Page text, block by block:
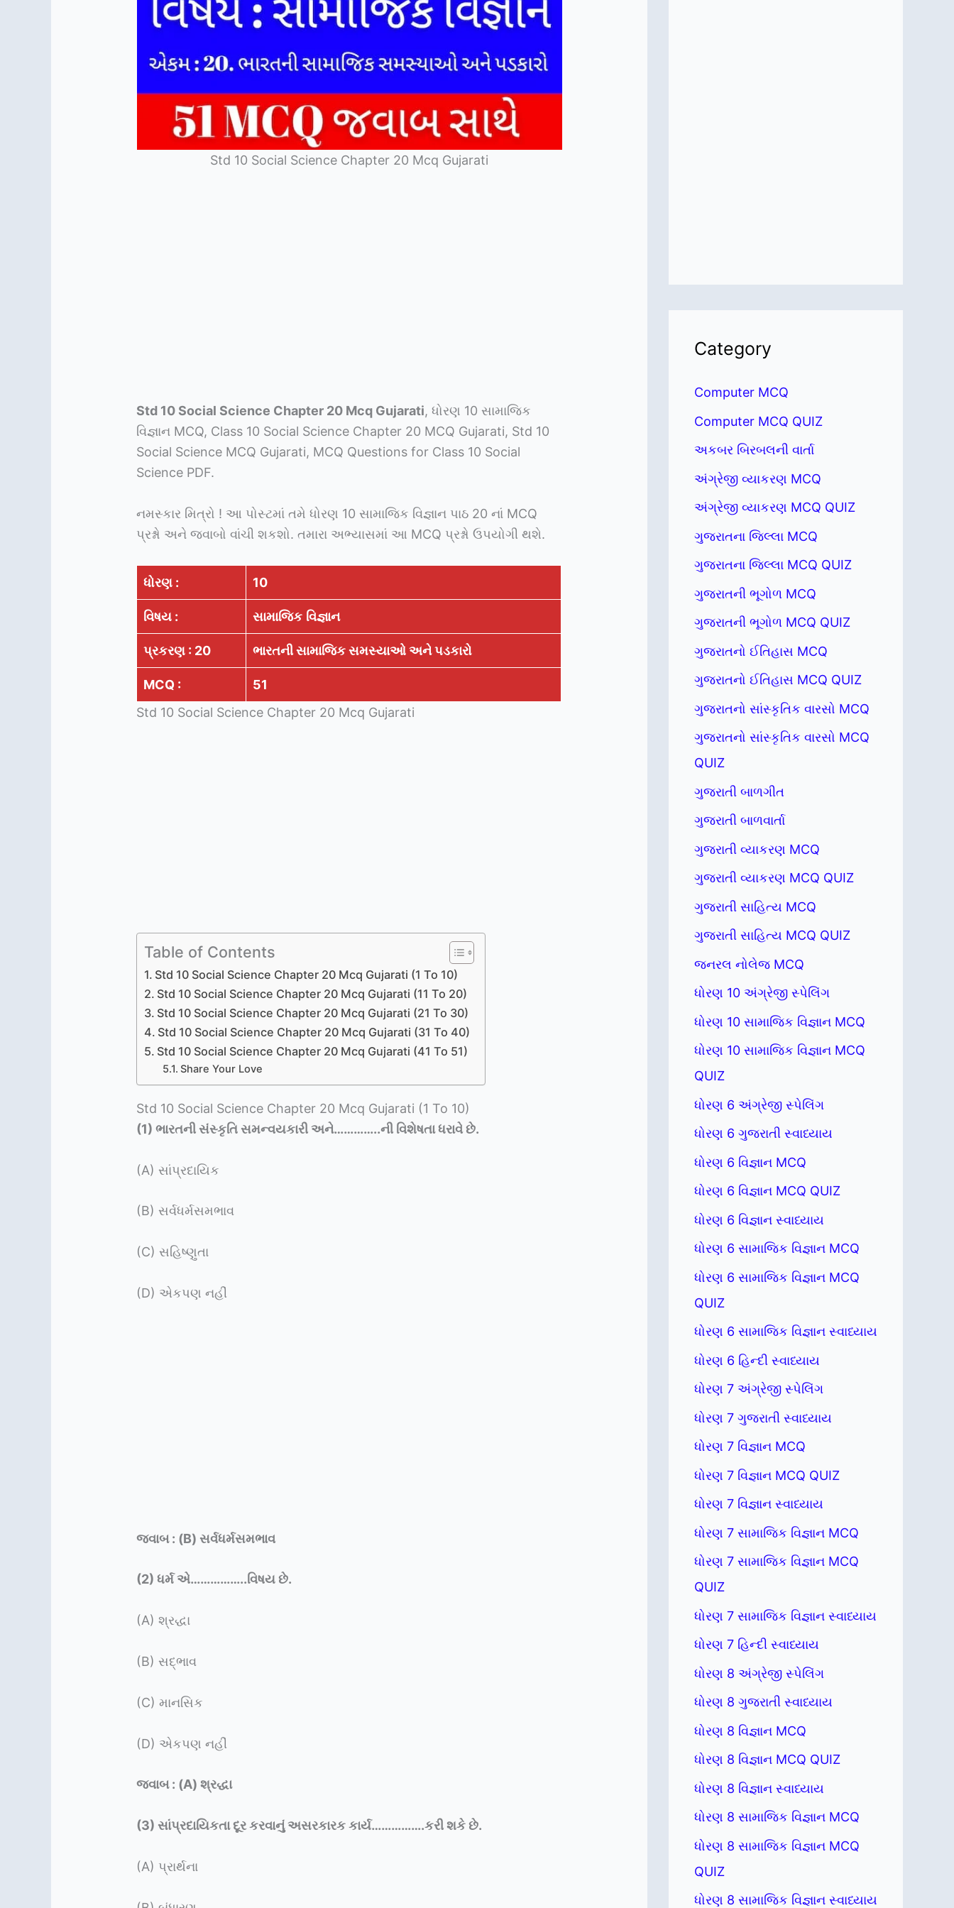
Std 10 Social Science Chapter 20 Mcq Gujarati
Std 10 Social Science Chapter 20 Mcq Gujarati, ધોરણ 10 સામાજિક
વિજ્ઞાન MCQ, Class 10 Social Science Chapter 20 MCQ Gujarati, Std 10
Social Science MCQ Gujarati, MCQ Questions for Class 10 Social
Science PDF.
નમસ્કાર મિત્રો ! આ પોસ્ટમાં તમે ધોરણ 10 સામાજિક વિજ્ઞાન પાઠ 20 નાં MCQ
પ્રશ્નો અને જવાબો વાંચી શકશો. તમારા અભ્યાસમાં આ MCQ પ્રશ્નો ઉપયોગી થશે.
ધોરણ : 10
વિષય : સામાજિક વિજ્ઞાન
પ્રકરણ : 20 ભારતની સામાજિક સમસ્યાઓ અને પડકારો
MCQ :
51
Std 10 Social Science Chapter 20 Mcq Gujarati
Table of Contents
Std 10 Social Science Chapter 20 Mcq Gujarati (1 To 10)
Std 10 Social Science Chapter 20 Mcq Gujarati (11 To 20)
Std 10 Social Science Chapter 20 Mcq Gujarati (21 To 30)
Std 10 Social Science Chapter 20 Mcq Gujarati (31 To 40)
Std 10 Social Science Chapter 20 Mcq Gujarati (41 To 51)
Share Your Love
Std 10 Social Science Chapter 20 Mcq Gujarati (1 To 10)
(1)ભારતની સંસ્કૃતિ સમન્વયકારી અને…………..ની વિશેષતાધરાવે છે.
(A) સાંપ્રદાયિક
(B) સર્વધર્મસમભાવ
(C) સહિષ્ણુતા
(D) એકપણ નહીં
જવાબ : (B) સર્વધર્મસમભાવ
(2)ધર્મ એ……………..વિષય છે.
(A) શ્રદ્ધા
(B) સદ્ભાવ
(C) માનસિક
(D) એકપણ નહીં
જવાબ : (A) શ્રદ્ધા
(3) સાંપ્રદાયિકતા દૂર કરવાનું અસરકારક કાર્ય…………….કરી શકે છે.
(A) પ્રાર્થના
Category
Computer MCQ
Computer MCQ QUIZ
અકબર બિરબલની વાર્તા
અંગ્રેજી વ્યાકરણ MCQ
અંગ્રેજી વ્યાકરણ MCQ QUIZ
ગુજરાતના જિલ્લા MCQ
ગુજરાતના જિલ્લા MCQ QUIZ
ગુજરાતની ભૂગોળ MCQ
ગુજરાતની ભૂગોળ MCQ QUIZ
ગુજરાતનો ઈતિહાસ MCQ
ગુજરાતનો ઈતિહાસ MCQ QUIZ
ગુજરાતનો સાંસ્કૃતિક વારસો MCQ
ગુજરાતનો સાંસ્કૃતિક વારસો MCQ
QUIZ
ગુજરાતી બાળગીત
ગુજરાતી બાળવાર્તા
ગુજરાતી વ્યાકરણ MCQ
ગુજરાતી વ્યાકરણ MCQ QUIZ
ગુજરાતી સાહિત્ય MCQ
ગુજરાતી સાહિત્ય MCQ QUIZ
જનરલ નોલેજ MCQ
ધોરણ 10 અંગ્રેજી સ્પેલિંગ
ધોરણ 10 સામાજિક વિજ્ઞાન MCQ
ધોરણ 10 સામાજિક વિજ્ઞાન MCQ
QUIZ
ધોરણ 6 અંગ્રેજી સ્પેલિંગ
ધોરણ 6 ગુજરાતી સ્વાધ્યાય
ધોરણ 6 વિજ્ઞાન MCQ
ધોરણ 6 વિજ્ઞાન MCQ QUIZ
ધોરણ 6 વિજ્ઞાન સ્વાધ્યાય
ધોરણ 6 સામાજિક વિજ્ઞાન MCQ
ધોરણ 6 સામાજિક વિજ્ઞાન MCQ
QUIZ
ધોરણ 6 સામાજિક વિજ્ઞાન સ્વાધ્યાય
ધોરણ 6 હિન્દી સ્વાધ્યાય
ધોરણ 7 અંગ્રેજી સ્પેલિંગ
ધોરણ 7 ગુજરાતી સ્વાધ્યાય
ધોરણ 7 વિજ્ઞાન MCQ
ધોરણ 7 વિજ્ઞાન MCQ QUIZ
ધોરણ 7 વિજ્ઞાન સ્વાધ્યાય
ધોરણ 7 સામાજિક વિજ્ઞાન MCQ
ધોરણ 7 સામાજિક વિજ્ઞાન MCQ
QUIZ
ધોરણ 7 સામાજિક વિજ્ઞાન સ્વાધ્યાય
ધોરણ 7 હિન્દી સ્વાધ્યાય
ધોરણ 8 અંગ્રેજી સ્પેલિંગ
ધોરણ 8 ગુજરાતી સ્વાધ્યાય
ધોરણ 8 વિજ્ઞાન MCQ
ધોરણ 8 વિજ્ઞાન MCQ QUIZ
ધોરણ 8 વિજ્ઞાન સ્વાધ્યાય
ધોરણ 8 સામાજિક વિજ્ઞાન MCQ
ધોરણ 8 સામાજિક વિજ્ઞાન MCQ
QUIZ
ધોરણ 8 સામાજિક વિજ્ઞાન સ્વાધ્યાય